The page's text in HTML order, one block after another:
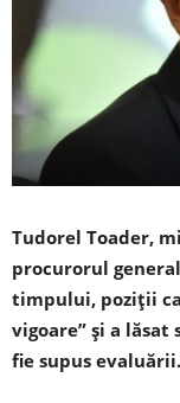
Tudorel Toader,
procurorul
timpului, poziţii
vigoare” şi a lăsat
fie supus evaluării.